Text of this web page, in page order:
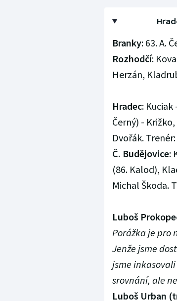
Branky: 63. A.
Rozhodčí:
Herzán,
Hradec: Kuciak
Černý) -
Dvořák.
Č. Budějovice:
(86. Kalod),
Michal Škoda.
Luboš
Porážka je pro
Jenže jsme
jsme
srovnání, ale
Luboš Urban